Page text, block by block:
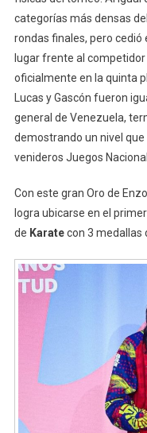
categorías más densas
rondas finales, pero
lugar frente al
oficialmente en la quinta
Lucas y Gascón fueron
general de Venezuela,
demostrando un nivel
venideros Juegos
Con este gran Oro de
logra ubicarse en el
de Karatecon 3 medallas